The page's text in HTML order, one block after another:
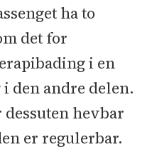
ha to
det for
i en
den andre delen.
hevbar
er regulerbar.